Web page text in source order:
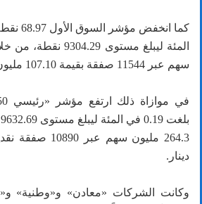
سهم عبر 11544 صفقة بقيمة 107.10 مليون دينار.
دينار.
وكانت الشركات «معادن» و«وطنية»